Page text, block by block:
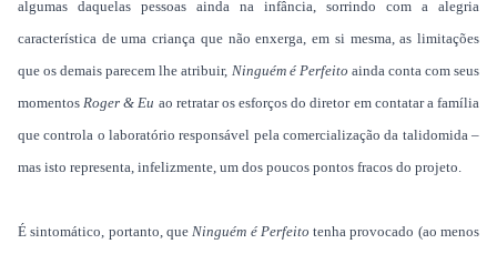
algumas daquelas pessoas ainda na infância, sorrindo com a alegria
característica de uma criança que não enxerga, em si mesma, as limitações
que os demais parecem lhe atribuir, Ninguém é Perfeito ainda conta com seus
momentosRoger & Eu ao retratar os esforços do diretor em contatar a família
que controla o laboratório responsável pela comercialização da talidomida –
mas isto representa, infelizmente, um dos poucos pontos fracos do projeto.
É sintomático, portanto, queNinguém é Perfeitotenha provocado (ao menos